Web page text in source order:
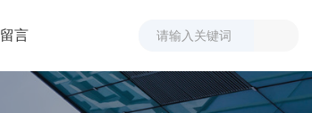
留言